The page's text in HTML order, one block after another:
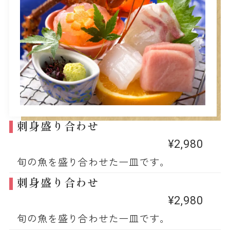
刺身盛り合わせ
¥2,980
旬の魚を盛り合わせた一皿です。
刺身盛り合わせ
¥2,980
旬の魚を盛り合わせた一皿です。